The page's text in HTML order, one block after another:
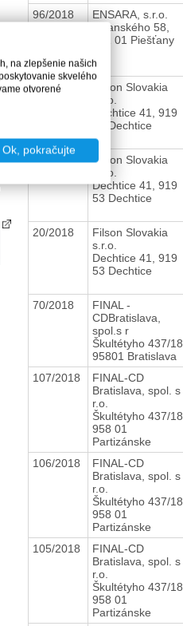
96/2018
ENSARA, s.r.o.
Vajanského 58,
921 01 Piešťany
102/2018
Filson Slovakia
s.r.o.
Dechtice 41, 919
53 Dechtice
66/2018
Filson Slovakia
s.r.o.
Dechtice 41, 919
53 Dechtice
20/2018
Filson Slovakia
s.r.o.
Dechtice 41, 919
53 Dechtice
70/2018
FINAL -
CDBratislava,
spol.s r
Škultétyho 437/18,
95801 Bratislava
107/2018
FINAL-CD
Bratislava, spol. s
r.o.
Škultétyho 437/18,
958 01
Partizánske
106/2018
FINAL-CD
Bratislava, spol. s
r.o.
Škultétyho 437/18,
958 01
Partizánske
105/2018
FINAL-CD
Bratislava, spol. s
r.o.
Škultétyho 437/18,
958 01
Partizánske
na zlepšenie našich
skvelého
otvorené
Ok, pokračujte